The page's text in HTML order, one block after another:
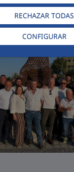
RECHAZAR TODAS
CONFIGURAR